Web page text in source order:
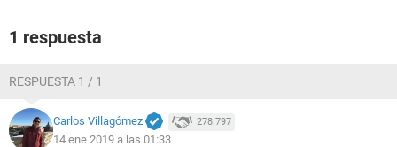
1 respuesta
RESPUESTA 1 / 1
Carlos Villagómez 278.797
14 ene 2019 a las 01:33